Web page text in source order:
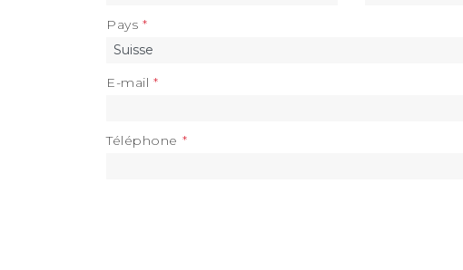
Pays
E-mail
Téléphone